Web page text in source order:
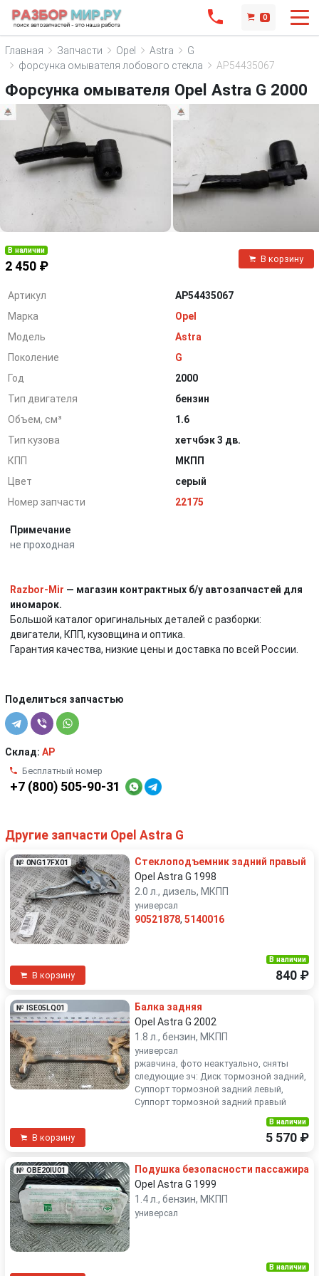
0
Главная Запчасти Opel Astra
G
форсунка омывателя лобового стекла
AP54435067
Форсунка омывателя Opel Astra G 2000
В наличии
2 450 ₽
В корзину
Артикул
AP54435067
Марка
Opel
Модель
Astra
Поколение
G
Год
2000
Тип двигателя
бензин
Объем, см³
1.6
Тип кузова
хетчбэк 3 дв.
КПП
МКПП
Цвет
серый
Номер запчасти
22175
Примечание
не проходная
Razbor-Mir — магазин контрактных б/у автозапчастей для
иномарок.
Большой каталог оригинальных деталей с разборки:
двигатели, КПП, кузовщина и оптика.
Гарантия качества, низкие цены и доставка по всей России.
Поделиться запчастью
Склад: AP
Бесплатный номер
+7 (800) 505-90-31
Другие запчасти Opel Astra G
№ 0NG17FX01
Стеклоподъемник задний правый
Opel Astra G 1998
2.0 л., дизель, МКПП
универсал
90521878, 5140016
В корзину
В наличии
840 ₽
№ ISE05LQ01
Балка задняя
Opel Astra G 2002
1.8 л., бензин, МКПП
универсал
ржавчина, фото неактуально, сняты
следующие зч: Диск тормозной задний,
Суппорт тормозной задний левый,
Суппорт тормозной задний правый
В корзину
В наличии
5 570 ₽
№ OBE20IU01
Подушка безопасности пассажира
Opel Astra G 1999
1.4 л., бензин, МКПП
универсал
В наличии